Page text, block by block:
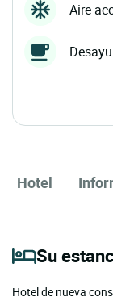
Aire
Hotel
Su
Hotel de nueva